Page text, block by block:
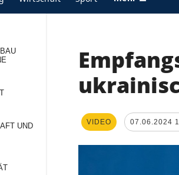
ALLE RUBRIKEN
Wiederaufbau der
Politik
Militär
UND
VIDEO 07.06.2024